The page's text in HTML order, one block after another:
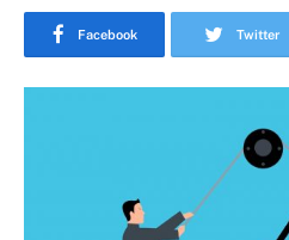
Facebook Twitter